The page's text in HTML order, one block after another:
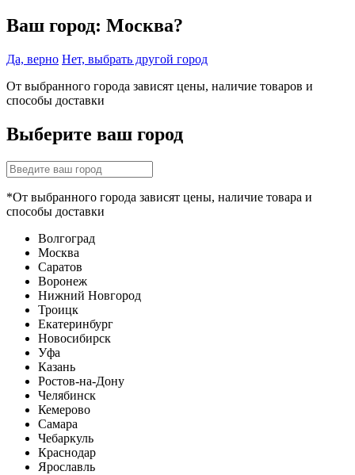
Ваш город: Москва?
Да, верно Нет, выбрать другой город
От выбранного города зависят цены, наличие товаров и
способы доставки
Выберите ваш город
*От выбранного города зависят цены, наличие товара и
способы доставки
Волгоград
Москва
Саратов
Воронеж
Нижний Новгород
Троицк
Екатеринбург
Новосибирск
Уфа
Казань
Ростов-на-Дону
Челябинск
Кемерово
Самара
Чебаркуль
Краснодар
Ярославль